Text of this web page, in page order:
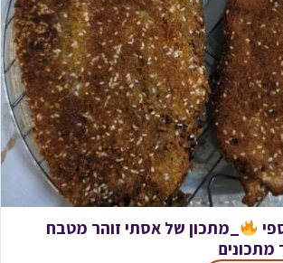
_מתכון של אסתי זוהר מטבח
מתכונים